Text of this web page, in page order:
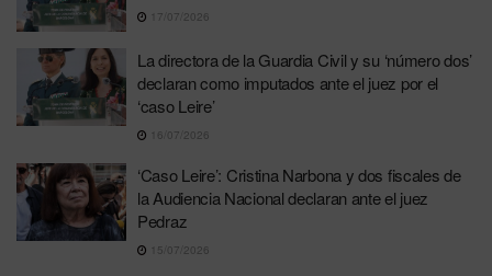
17/07/2026
La directora de la Guardia Civil y su ‘número dos’
declaran como imputados ante el juez por el
‘caso Leire’
16/07/2026
‘Caso Leire’: Cristina Narbona y dos fiscales de
la Audiencia Nacional declaran ante el juez
Pedraz
15/07/2026